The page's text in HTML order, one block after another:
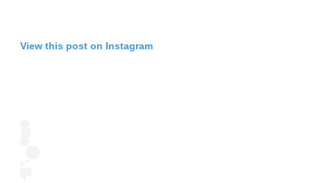
View this post on Instagram